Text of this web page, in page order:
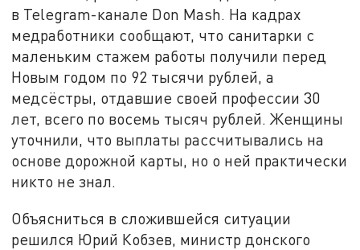
в Telegram-канале Don Mash. На кадрах
медработники сообщают, что санитарки с
маленьким стажем работы получили перед
Новым годом по 92 тысячи рублей, а
медсёстры, отдавшие своей профессии 30
лет, всего по восемь тысяч рублей. Женщины
уточнили, что выплаты рассчитывались на
основе дорожной карты, но о ней практически
никто не знал.
Объясниться в сложившейся ситуации
решился Юрий Кобзев, министр донского